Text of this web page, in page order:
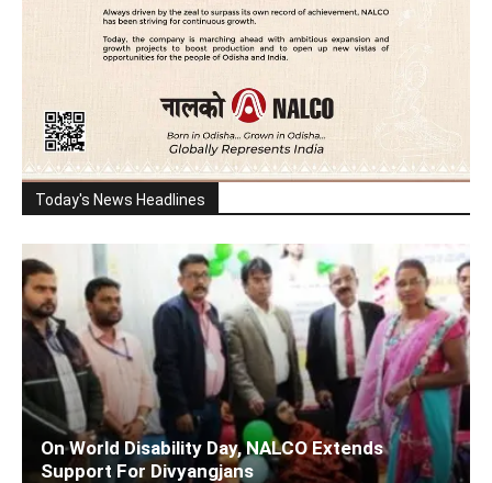
Today's News Headlines
On World Disability Day, NALCO Extends
Support For Divyangjans